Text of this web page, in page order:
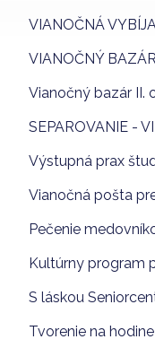
VIANOČNÁ
VIANOČNÝ
Vianočný bazár II.
SEPAROVANIE -
Výstupná prax
Vianočná pošta
Pečenie
Kultúrny program
S láskou
Tvorenie na